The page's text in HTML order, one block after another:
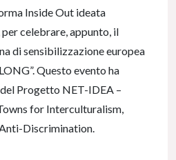
Inside Out ideata
per celebrare, appunto, il
di sensibilizzazione europea
Questo evento ha
Progetto NET-IDEA –
for Interculturalism,
Discrimination.